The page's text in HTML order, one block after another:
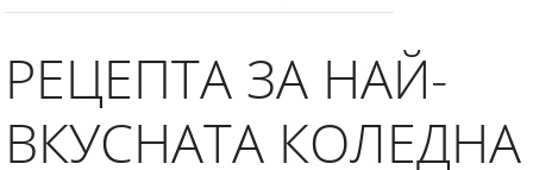
РЕЦЕПТА ЗА НАЙ-
ВКУСНАТА КОЛЕДНА